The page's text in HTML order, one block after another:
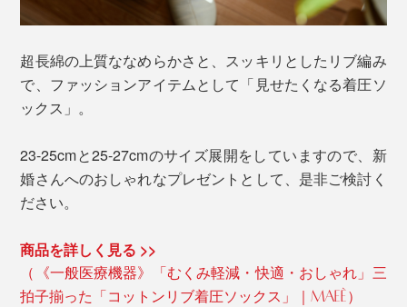
超長綿の上質ななめらかさと、スッキリとしたリブ編み
で、ファッションアイテムとして「見せたくなる着圧ソ
ックス」。
23-25cmと25-27cmのサイズ展開をしていますので、新
婚さんへのおしゃれなプレゼントとして、是非ご検討く
ださい。
商品を詳しく見る >>
（《一般医療機器》「むくみ軽減・快適・おしゃれ」三
拍子揃った「コットンリブ着圧ソックス」｜MAEÉ）